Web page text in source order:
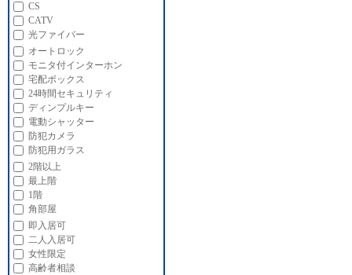
CS
CATV
光ファイバー
オートロック
モニタ付インターホン
宅配ボックス
24時間セキュリティ
ディンプルキー
電動シャッター
防犯カメラ
防犯用ガラス
2階以上
最上階
1階
角部屋
即入居可
二人入居可
女性限定
高齢者相談